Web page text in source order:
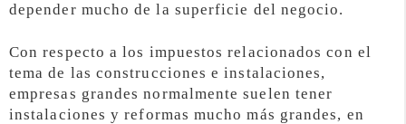
depender mucho de la superficie del negocio.
Con respecto a los impuestos relacionados con el
tema de las construcciones e instalaciones,
empresas grandes normalmente suelen tener
instalaciones y reformas mucho más grandes, en